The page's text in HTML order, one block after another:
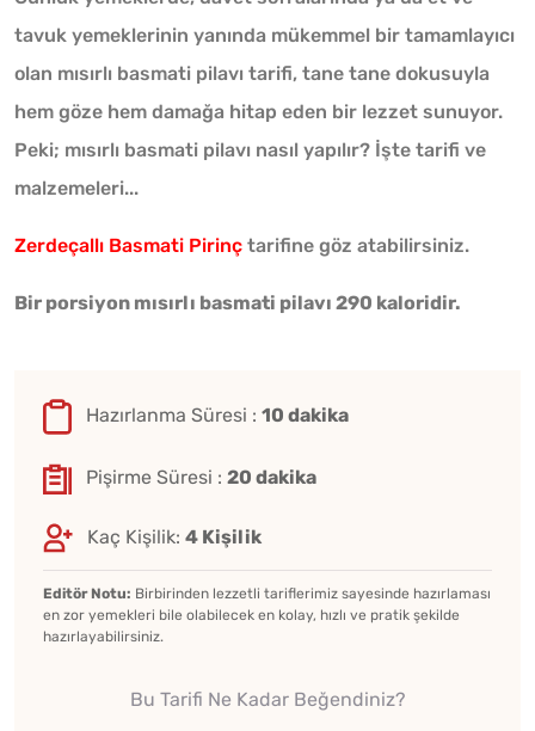
tavuk yemeklerinin yanında mükemmel bir tamamlayıcı
olan mısırlı basmati pilavı tarifi, tane tane dokusuyla
hem göze hem damağa hitap eden bir lezzet sunuyor.
Peki; mısırlı basmati pilavı nasıl yapılır? İşte tarifi ve
malzemeleri...
Zerdeçallı Basmati Pirinç tarifine göz atabilirsiniz.
Bir porsiyon mısırlı basmati pilavı 290 kaloridir.
Hazırlanma Süresi : 10 dakika
Pişirme Süresi : 20 dakika
Kaç Kişilik: 4 Kişilik
Editör Notu: Birbirinden lezzetli tariflerimiz sayesinde hazırlaması
en zor yemekleri bile olabilecek en kolay, hızlı ve pratik şekilde
hazırlayabilirsiniz.
Bu Tarifi Ne Kadar Beğendiniz?